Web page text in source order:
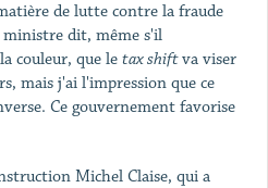
de lutte contre la fraude
dit, même s'il
couleur, que le tax shiftva viser
mais j'ai l'impression que ce
Ce gouvernement favorise
Michel Claise, qui a